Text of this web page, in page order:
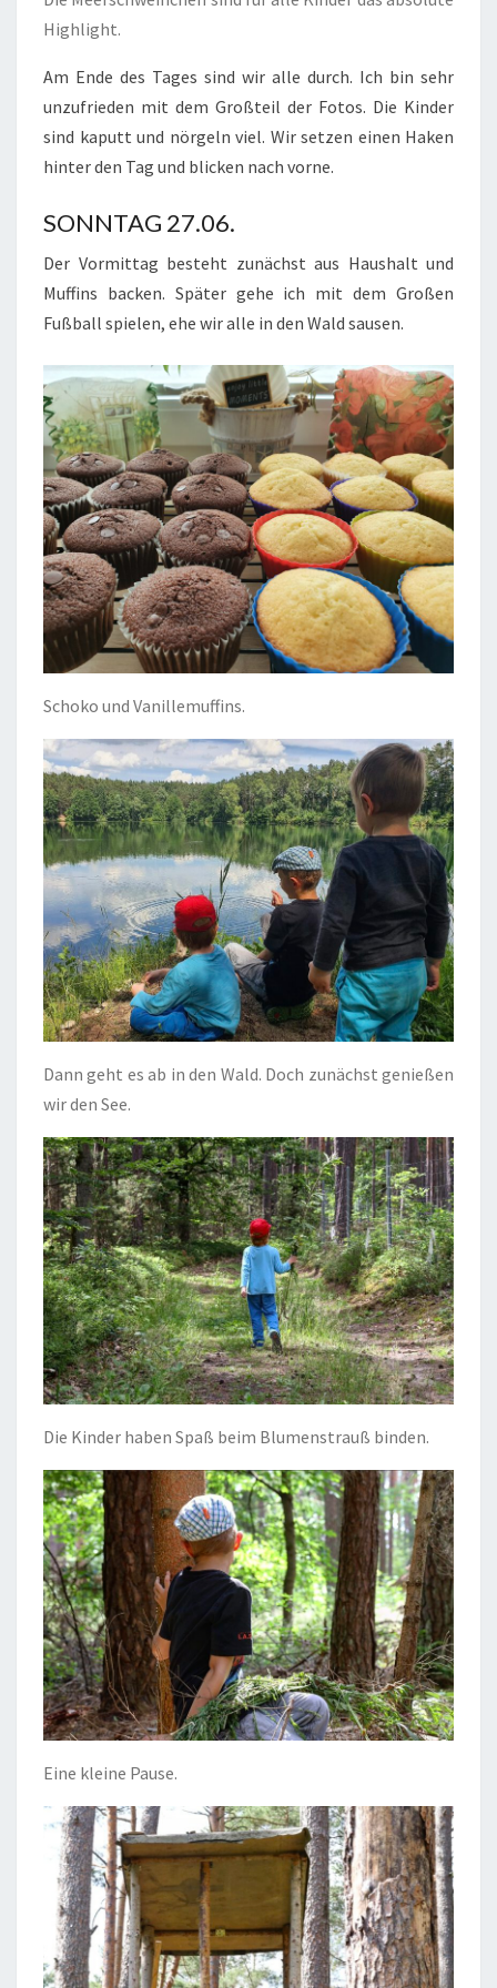
Highlight.
Am Ende des Tages sind wir alle durch. Ich bin sehr
unzufrieden mit dem Großteil der Fotos. Die Kinder
sind kaputt und nörgeln viel. Wir setzen einen Haken
hinter den Tag und blicken nach vorne.
SONNTAG 27.06.
Der Vormittag besteht zunächst aus Haushalt und
Muffins backen. Später gehe ich mit dem Großen
Fußball spielen, ehe wir alle in den Wald sausen.
Schoko und Vanillemuffins.
Dann geht es ab in den Wald. Doch zunächst genießen
wir den See.
Die Kinder haben Spaß beim Blumenstrauß binden.
Eine kleine Pause.